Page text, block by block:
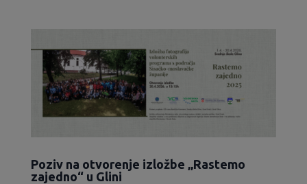
Poziv na otvorenje izložbe „Rastemo
zajedno“ u Glini